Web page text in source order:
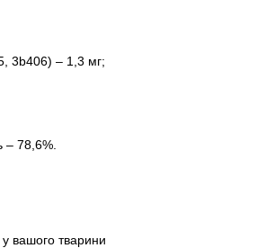
3b406) – 1,3 мг;
– 78,6%.
вашого тварини